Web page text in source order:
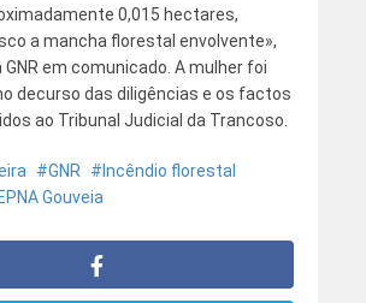
0,015 hectares,
a mancha florestal envolvente»,
em comunicado. A mulher foi
decurso das diligências e os factos
ao Tribunal Judicial da Trancoso.
GNR
Incêndio florestal
Gouveia